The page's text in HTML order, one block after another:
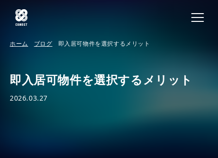
ホーム ブログ 即入居可物件を選択するメリット
即入居可物件を選択するメリット
2026.03.27